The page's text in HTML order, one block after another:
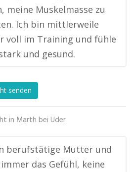
meine Muskelmasse zu
Ich bin mittlerweile
voll im Training und fühle
und gesund.
senden
in Marth bei Uder
berufstätige Mutter und
das Gefühl, keine